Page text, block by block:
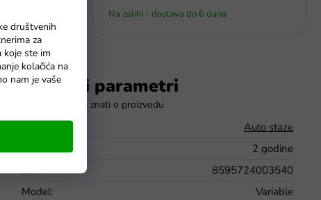
društvenih
za
koje ste im
kolačića na
nam je vaše
Na zalihi - dostava do 6 dana
Dodatni parametri
Auto staze
Jamstvo:
2 godine
EAN:
8595724003540
Model:
Variable